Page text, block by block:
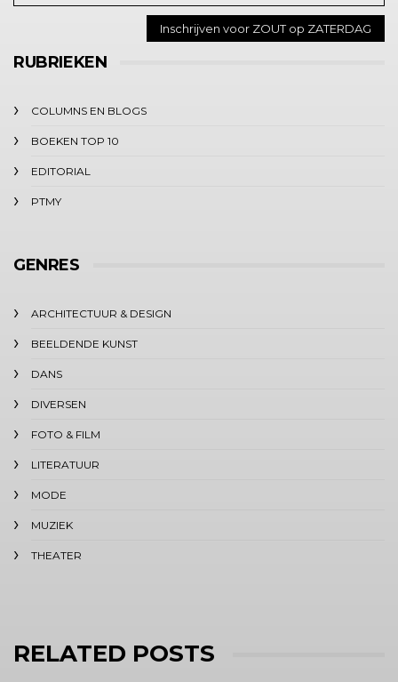
RUBRIEKEN
COLUMNS EN BLOGS
BOEKEN TOP 10
EDITORIAL
PTMY
GENRES
ARCHITECTUUR & DESIGN
BEELDENDE KUNST
DANS
DIVERSEN
FOTO & FILM
LITERATUUR
MODE
MUZIEK
THEATER
RELATED POSTS